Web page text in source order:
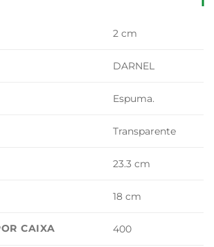
2 cm
DARNEL
Espuma.
Transparente
23.3 cm
18 cm
CAIXA 400